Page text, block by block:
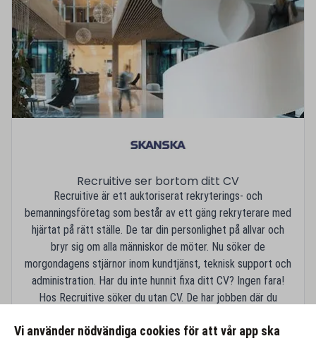
Recruitive ser bortom ditt CV
Recruitive är ett auktoriserat rekryterings- och
bemanningsföretag som består av ett gäng rekryterare med
hjärtat på rätt ställe. De tar din personlighet på allvar och
bryr sig om alla människor de möter. Nu söker de
morgondagens stjärnor inom kundtjänst, teknisk support och
administration. Har du inte hunnit fixa ditt CV? Ingen fara!
Hos Recruitive söker du utan CV. De har jobben där du
Vi använder nödvändiga cookies för att vår app ska